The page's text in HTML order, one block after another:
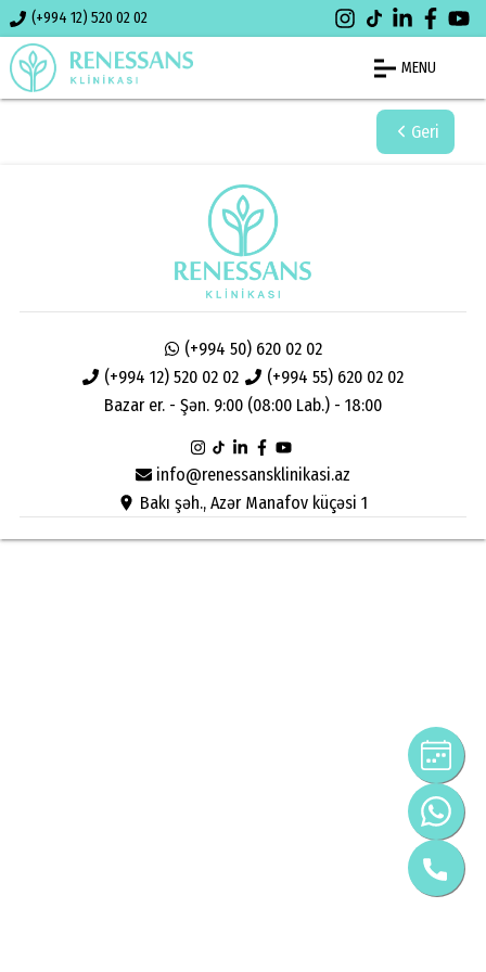
(+994 12) 520 02 02
MENU
Geri
info@renessansklinikasi.az
Bakı şəh., Azər Manafov küçəsi 1
(+994 12) 520 02 02 (+994 55) 620 02 02
(+994 50) 620 02 02
Bazar er. - Şən. 9:00 (08:00 Lab.) - 18:00